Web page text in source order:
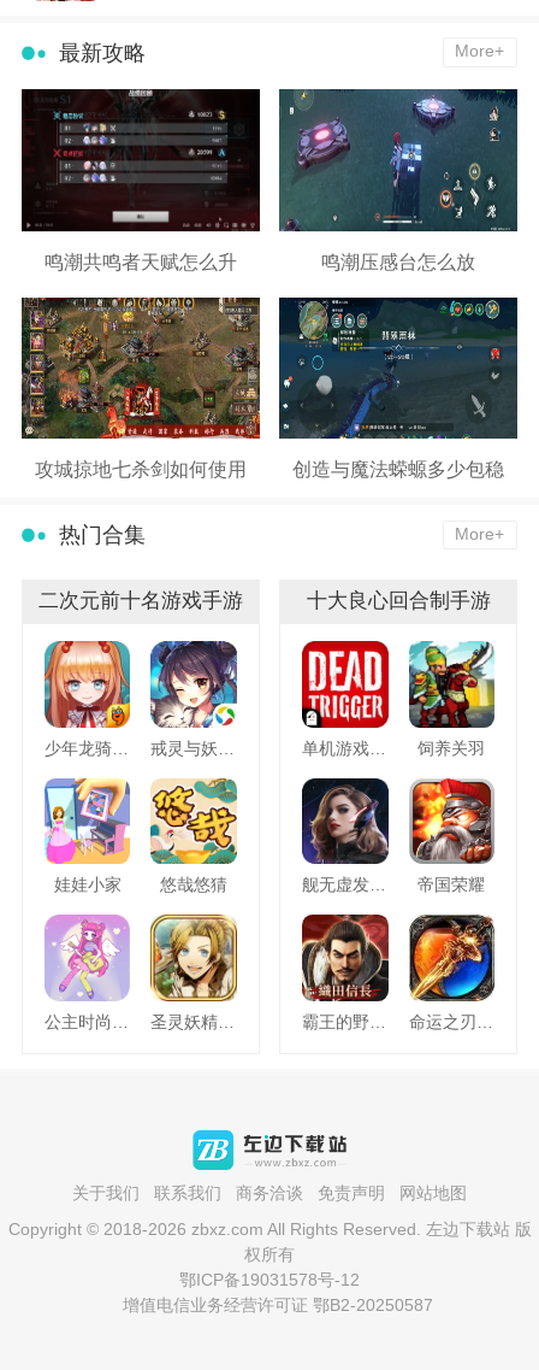
最新攻略 More+
鸣潮共鸣者天赋怎么升 鸣潮压感台怎么放
攻城掠地七杀剑如何使用 创造与魔法蝾螈多少包稳
热门合集 More+
二次元前十名游戏手游
少年龙骑士九游版
娃娃小家 悠哉悠猜
十大良心回合制手游
饲养关羽
舰无虚发暗星 帝国荣耀
关于我们 联系我们 商务洽谈 免责声明
网站地图
Copyright © 2018-2026 zbxz.com All Rights Reserved. 左边下载站 版
权所有
鄂ICP备19031578号-12
增值电信业务经营许可证 鄂B2-20250587